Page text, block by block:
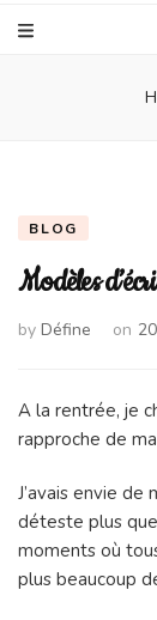
BLOG
Modèles
by Défine on
A la rentrée, je
rapproche de
J’avais envie
déteste plus
moments où
plus beaucoup